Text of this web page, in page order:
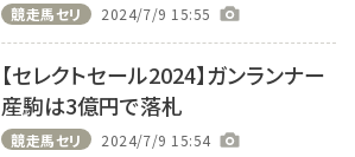
競走馬セリ 2024/7/9 15:55
【セレクトセール2024】ガンランナー
産駒は3億円で落札
競走馬セリ 2024/7/9 15:54